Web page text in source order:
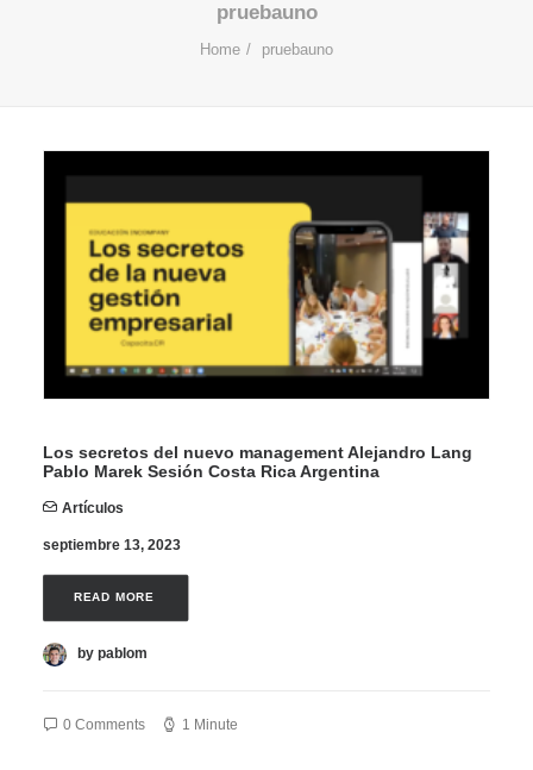
pruebauno
Home pruebauno
Los secretos del nuevo management Alejandro Lang
Pablo Marek Sesión Costa Rica Argentina
Artículos
septiembre 13, 2023
READ MORE
by pablom
0 Comments 1 Minute